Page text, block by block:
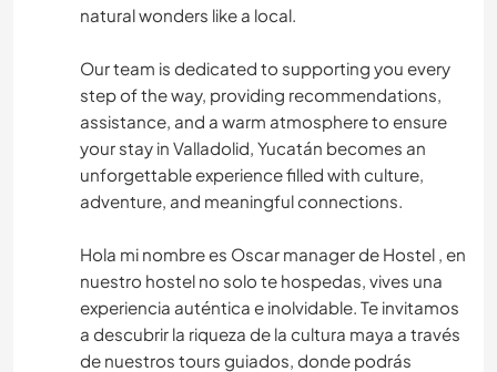
natural wonders like a local.
Our team is dedicated to supporting you every
step of the way, providing recommendations,
assistance, and a warm atmosphere to ensure
your stay in Valladolid, Yucatán becomes an
unforgettable experience filled with culture,
adventure, and meaningful connections.
Hola mi nombre es Oscar manager de Hostel , en
nuestro hostel no solo te hospedas, vives una
experiencia auténtica e inolvidable. Te invitamos
a descubrir la riqueza de la cultura maya a través
de nuestros tours guiados, donde podrás